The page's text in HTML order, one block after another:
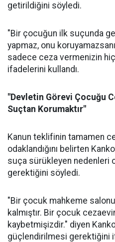
getirildiğini söyledi.
"Bir çocuğun ilk suçunda
yapmaz, onu
sadece ceza vermenizin
ifadelerini kullandı.
"Devletin Görevi Çocuğu
Suçtan Korumaktır"
Kanun teklifinin tamamen
odaklandığını belirten
suça sürükleyen nedenleri
gerektiğini söyledi.
"Bir çocuk mahkeme
kalmıştır. Bir çocuk
kaybetmişizdir." diyen
güçlendirilmesi gerektiğini